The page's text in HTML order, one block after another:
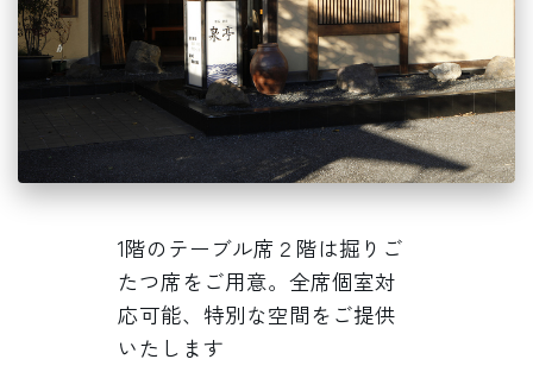
1階のテーブル席２階は掘りご
たつ席をご用意。全席個室対
応可能、特別な空間をご提供
いたします